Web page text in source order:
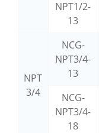
NPT1/2-
13
NPT
3/4
NCG-
NPT3/4-
13
NCG-
NPT3/4-
18